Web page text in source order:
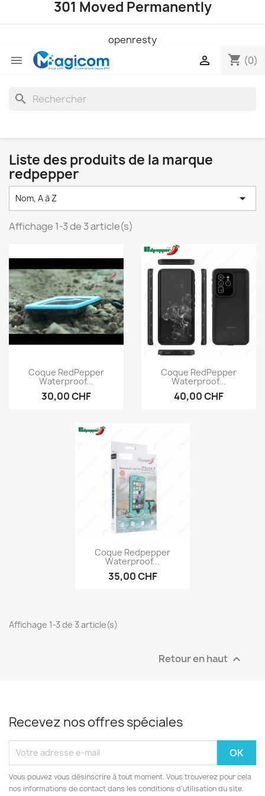
301 Moved Permanently
openresty
 shopping_cart (0)

search
Liste des produits de la marque
redpepper
Nom, A à Z 
Affichage 1-3 de 3 article(s)
Aperçu rapide
Coque RedPepper
Waterproof...
30,00 CHF
Aperçu rapide
Coque RedPepper
Waterproof...
40,00 CHF
Aperçu rapide
Coque Redpepper
Waterproof...
35,00 CHF
Affichage 1-3 de 3 article(s)
Retour en haut 
Recevez nos offres spéciales
Vous pouvez vous désinscrire à tout moment. Vous trouverez pour cela
nos informations de contact dans les conditions d'utilisation du site.